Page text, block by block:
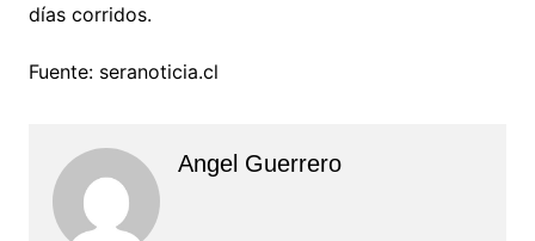
días corridos.
Fuente: seranoticia.cl
Angel Guerrero